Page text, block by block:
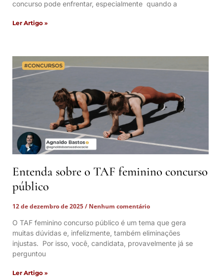
concurso pode enfrentar, especialmente quando a
Ler Artigo »
Entenda sobre o TAF feminino concurso
público
12 de dezembro de 2025
Nenhum comentário
O TAF feminino concurso público é um tema que gera
muitas dúvidas e, infelizmente, também eliminações
injustas. Por isso, você, candidata, provavelmente já se
perguntou
Ler Artigo »